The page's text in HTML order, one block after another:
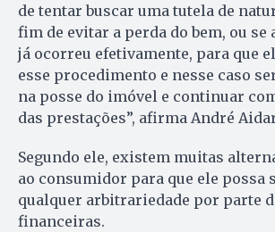
de tentar buscar uma tutela de
fim de evitar a perda do bem, ou se
já ocorreu efetivamente, para que
esse procedimento e nesse caso
na posse do imóvel e continuar
das prestações”, afirma André
Segundo ele, existem muitas
ao consumidor para que ele possa
qualquer arbitrariedade por parte
financeiras.